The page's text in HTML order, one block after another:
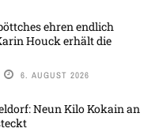
ehren endlich
Houck erhält die
6. AUGUST 2026
Neun Kilo Kokain an